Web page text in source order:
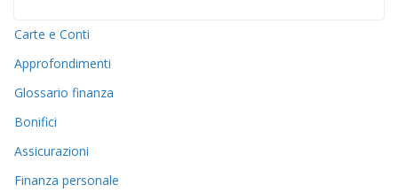
Carte e Conti
Approfondimenti
Glossario finanza
Bonifici
Assicurazioni
Finanza personale